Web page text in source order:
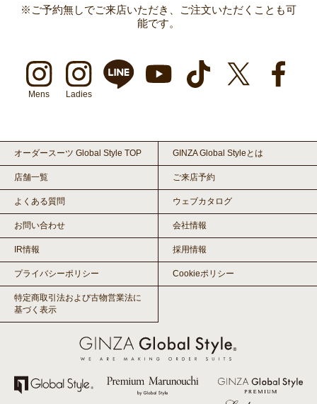
※ご予約無しでご来店いただき、ご注文いただくことも可
能です。
Mens Ladies
オーダースーツ Global Style TOP GINZA Global Styleとは
店舗一覧 ご来店予約
よくある質問 ウェブカタログ
お問い合わせ 会社情報
IR情報 採用情報
プライバシーポリシー Cookieポリシー
特定商取引法および古物営業法に
基づく表示